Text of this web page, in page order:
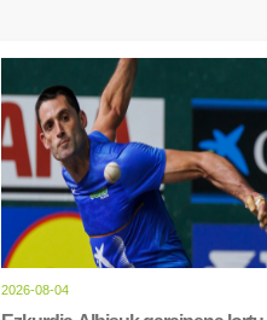
2026-08-04